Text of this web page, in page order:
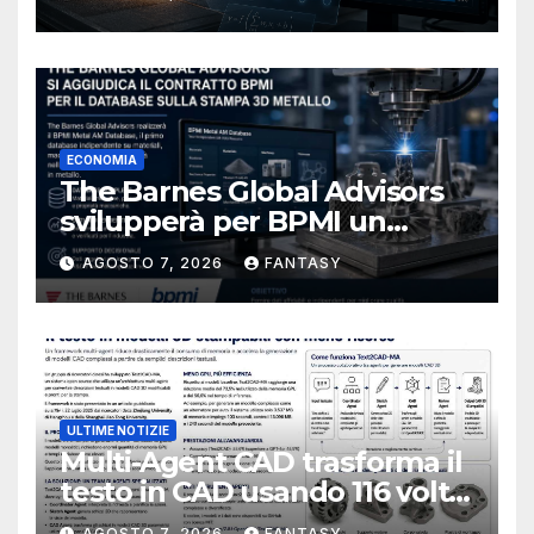
ECONOMIA
The Barnes Global Advisors
svilupperà per BPMI un
database per la stampa 3D
metallica destinata alla filiera
navale statunitense
AGOSTO 7, 2026 FANTASY
ULTIME NOTIZIE
Multi-Agent CAD trasforma il
testo in CAD usando 116 volte
meno token